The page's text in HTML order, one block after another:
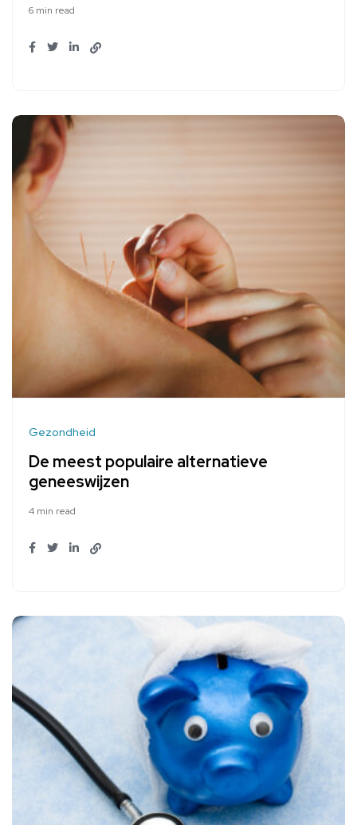
6 min read
Gezondheid
De meest populaire alternatieve
geneeswijzen
4 min read